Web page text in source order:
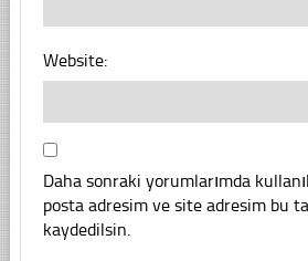
Website:
Daha sonraki yorumlarımda
posta adresim ve site adresim bu
kaydedilsin.